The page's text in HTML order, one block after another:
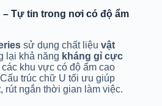
– Tự tin trong nơi có độ ẩm
sử dụng chất liệu vật
lại khả năng kháng gỉ cực
khu vực có độ ẩm cao
trúc chữ U tối ưu giúp
, rút ngắn thời gian làm việc.